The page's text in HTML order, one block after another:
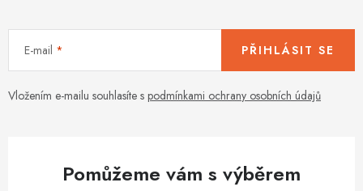
E-mail
Vložením e-mailu souhlasíte s podmínkami ochrany osobních údajů
PŘIHLÁSIT SE
Pomůžeme vám s výběrem